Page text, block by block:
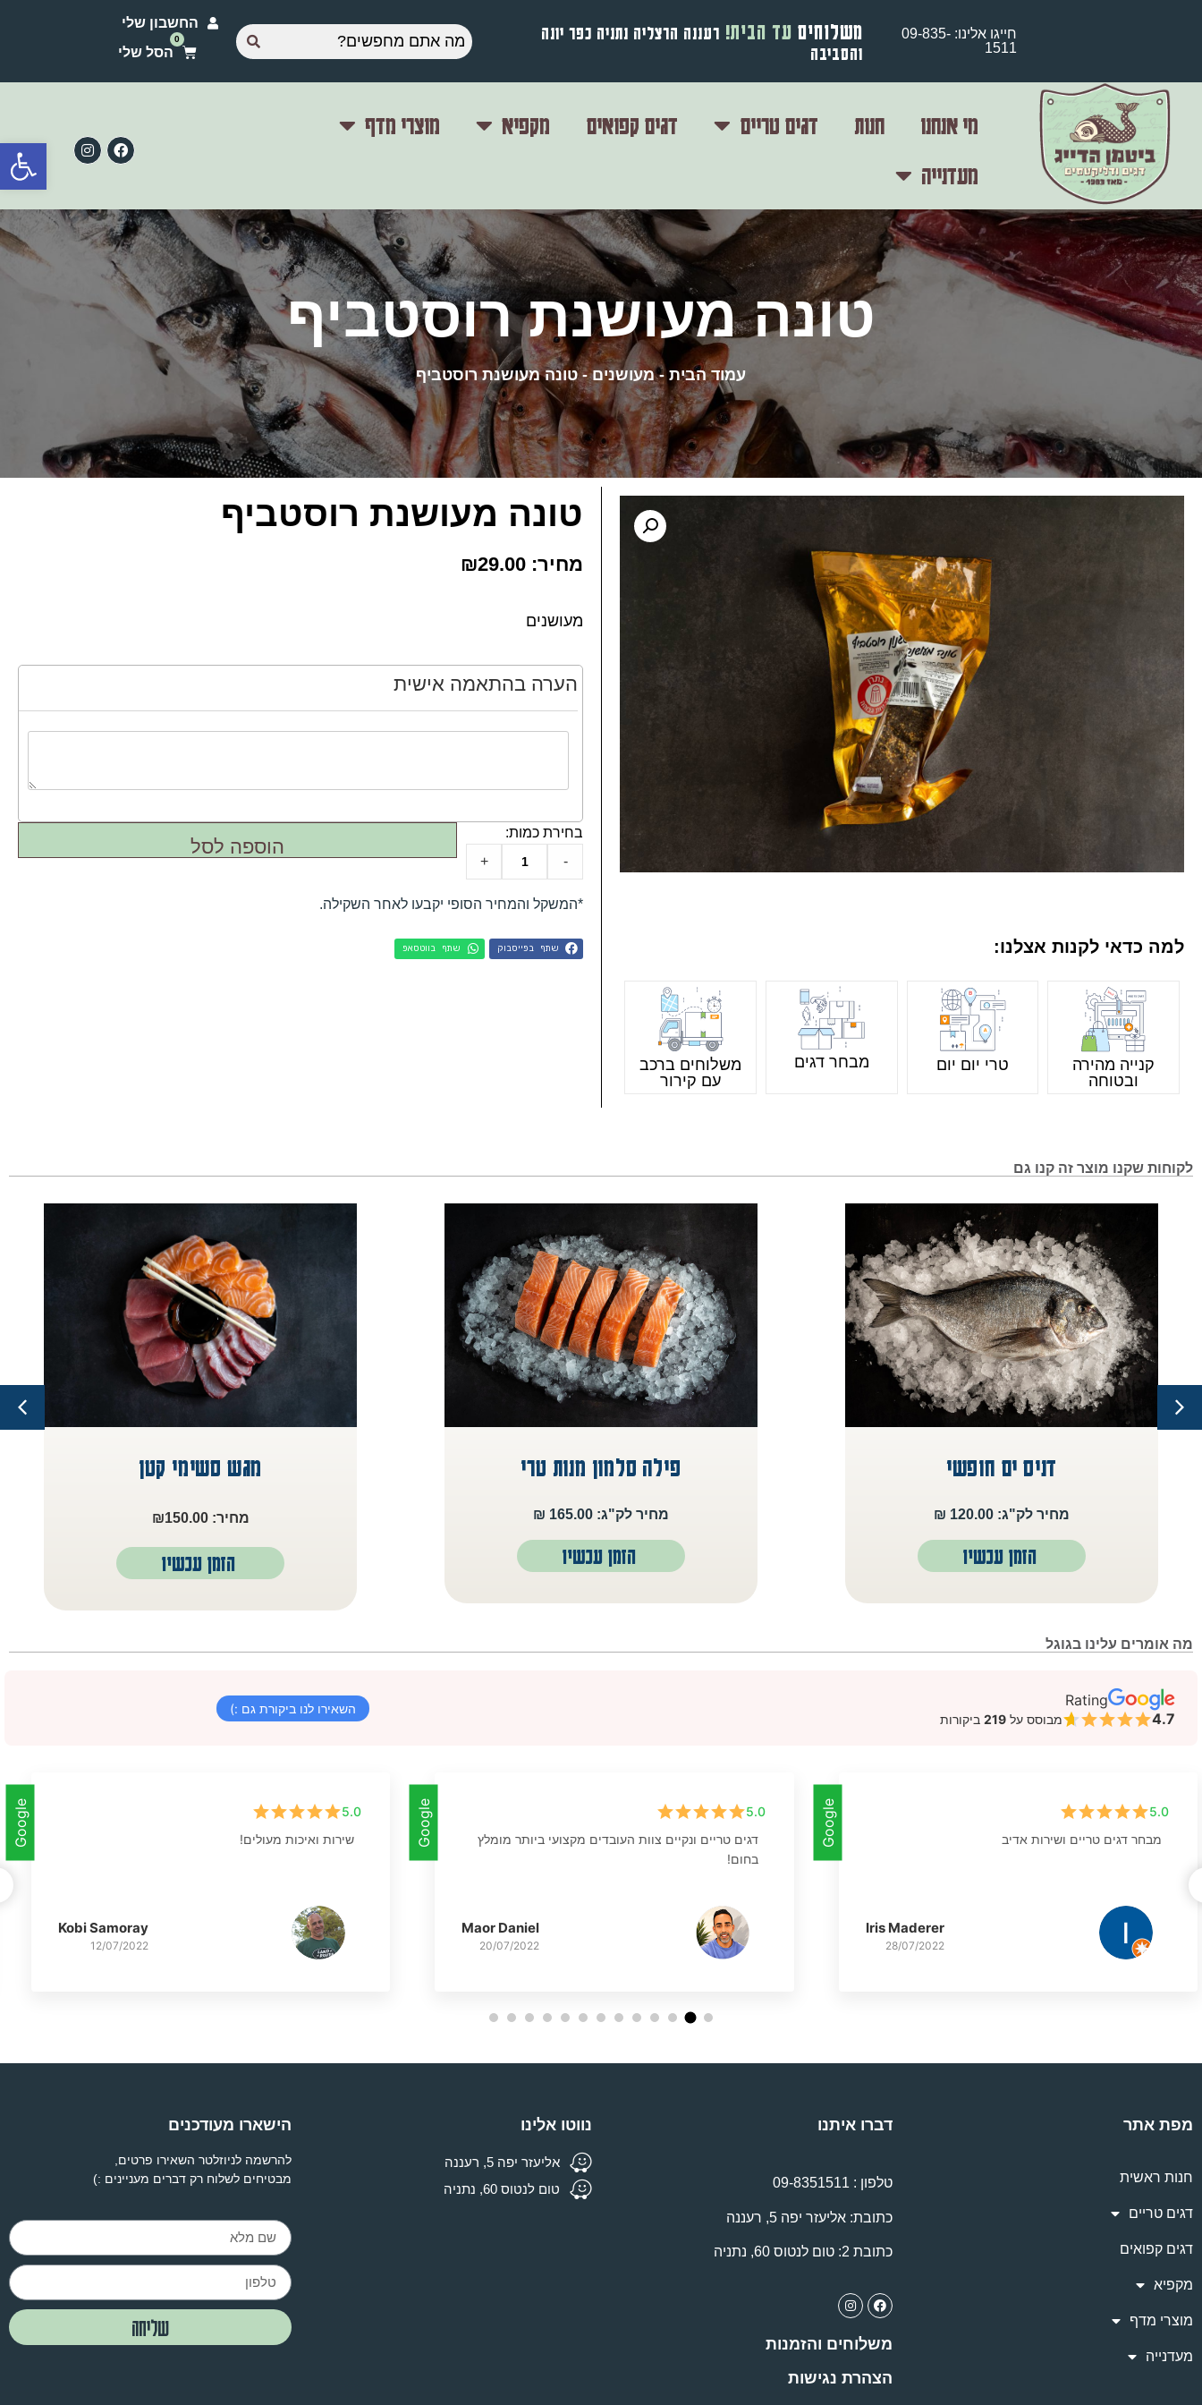
פתח
חייגו אלינו: 09-835-
1511
משלוחים עד הבית! רעננה הרצליה נתניה כפר יונה
והסביבה
החשבון שלי
מי אנחנו חנות דגים טריים דגים קפואים מקפיא
מוצרי מדף
מעדנייה
טונה מעושנת רוסטביף
עמוד הבית-מעושנים-טונה מעושנת רוסטביף
למה כדאי לקנות אצלנו:
קנייה מהירה
ובטוחה
טרי יום יום מבחר דגים
משלוחים ברכב
עם קירור
טונה מעושנת רוסטביף
₪29.00
מעושנים
הערה בהתאמה אישית
-
+
הוספה לסל
*המשקל והמחיר הסופי יקבעו לאחר השקילה.
שתף בפייסבוק שתף בווטסאפ
לקוחות שקנו מוצר זה קנו גם
דניס ים חופשי
מחיר לק"ג: 120.00 ₪
הזמן עכשיו
פילה סלמון מנות טרי
מחיר לק"ג: 165.00 ₪
הזמן עכשיו
מגש סשימי קטן
₪150.00
הזמן עכשיו
מה אומרים עלינו בגוגל
Rating
4.7
מבוסס על 219 ביקורות
השאירו לנו ביקורת גם :)
Google
5.0
מבחר דגים טריים ושירות אדיב
Iris Maderer
28/07/2022
Google
5.0
דגים טריים ונקיים צוות העובדים מקצועי ביותר מומלץ
בחום!
Maor Daniel
20/07/2022
Google
5.0
שירות ואיכות מעולים!
Kobi Samoray
12/07/2022
מפת אתר
חנות ראשית
דגים טריים
דגים קפואים
מקפיא
מוצרי מדף
מעדנייה
דברו איתנו
טלפון : 09-8351511
כתובת: אליעזר יפה 5, רעננה
כתובת 2: טום לנטוס 60, נתניה
משלוחים והזמנות
הצהרת נגישות
נווטו אלינו
אליעזר יפה 5, רעננה
טום לנטוס 60, נתניה
הישארו מעודכנים
להרשמה לניוזלטר השאירו פרטים,
מבטיחים לשלוח רק דברים מעניינים :)
שליחה